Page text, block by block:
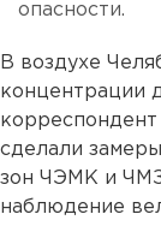
опасности.
В воздухе
концентрации
сделали
зон ЧЭМК и
наблюдение